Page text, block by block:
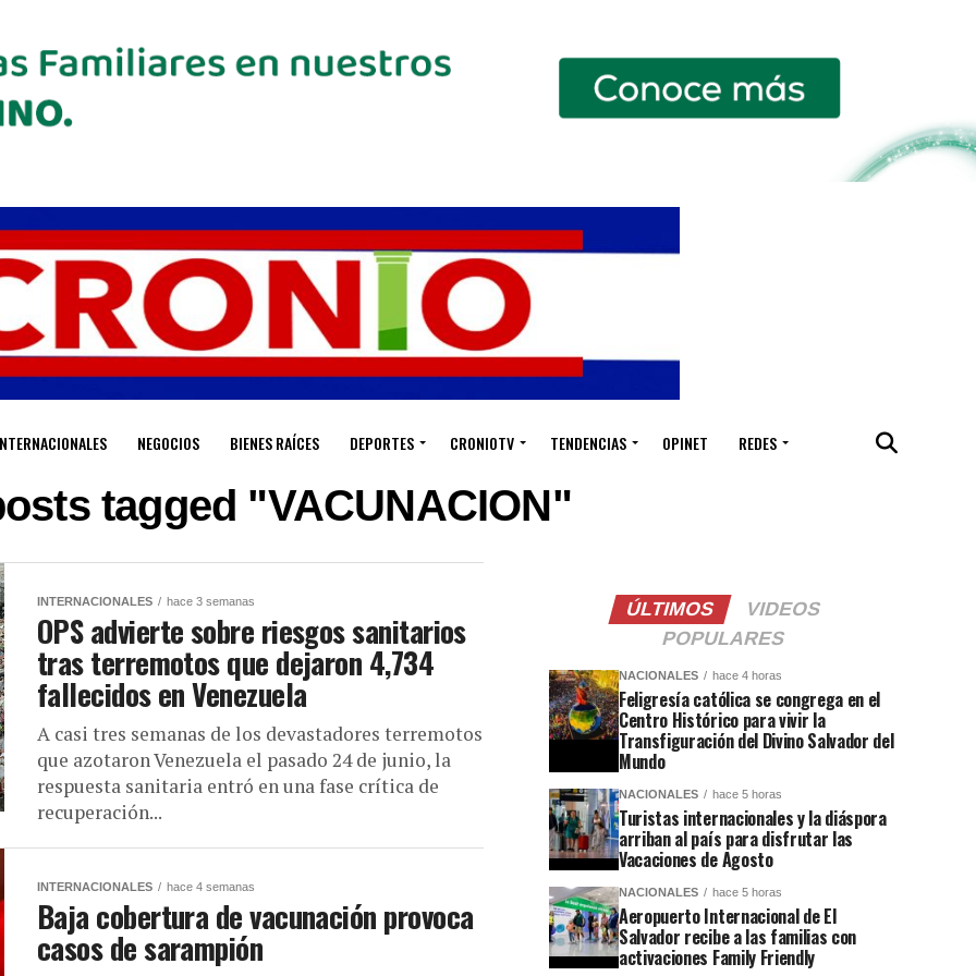
NEGOCIOS BIENES RAÍCES DEPORTES CRONIOTV TENDENCIAS OPINET REDES
tagged "VACUNACION"
INTERNACIONALES hace 3 semanas
OPS advierte sobre riesgos sanitarios
tras terremotos que dejaron 4,734
fallecidos en Venezuela
A casi tres semanas de los devastadores terremotos
que azotaron Venezuela el pasado 24 de junio, la
respuesta sanitaria entró en una fase crítica de
recuperación...
INTERNACIONALES hace 4 semanas
Baja cobertura de vacunación provoca
casos de sarampión
ÚLTIMOS
VIDEOS
POPULARES
NACIONALES hace 4 horas
Feligresía católica se congrega en el
Centro Histórico para vivir la
Transfiguración del Divino Salvador del
Mundo
NACIONALES hace 5 horas
Turistas internacionales y la diáspora
arriban al país para disfrutar las
Vacaciones de Agosto
NACIONALES hace 5 horas
Aeropuerto Internacional de El
Salvador recibe a las familias con
activaciones Family Friendly